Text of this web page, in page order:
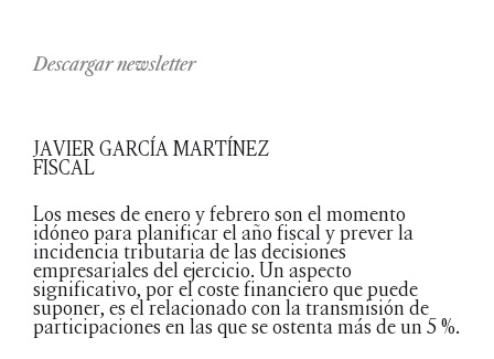
Descargar newsletter
JAVIER GARCÍA MARTÍNEZ
FISCAL
Los meses de enero y febrero son el momento
idóneo para planificar el año fiscal y prever la
incidencia tributaria de las decisiones
empresariales del ejercicio. Un aspecto
significativo, por el coste financiero que puede
suponer, es el relacionado con la transmisión de
participaciones en las que se ostenta más de un 5 %.